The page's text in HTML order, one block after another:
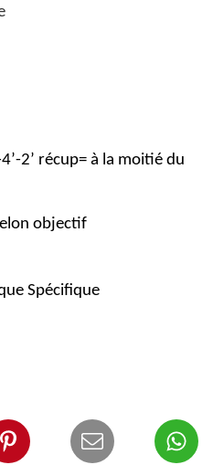
4’-2’ récup= à la moitié du
objectif
Spécifique